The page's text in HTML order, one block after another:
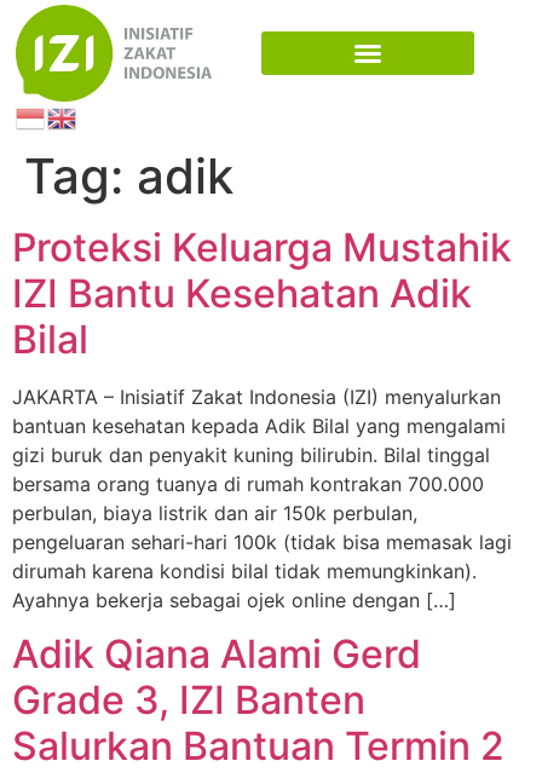
Tag: adik
Proteksi Keluarga Mustahik
IZI Bantu Kesehatan Adik
Bilal
JAKARTA – Inisiatif Zakat Indonesia (IZI) menyalurkan
bantuan kesehatan kepada Adik Bilal yang mengalami
gizi buruk dan penyakit kuning bilirubin. Bilal tinggal
bersama orang tuanya di rumah kontrakan 700.000
perbulan, biaya listrik dan air 150k perbulan,
pengeluaran sehari-hari 100k (tidak bisa memasak lagi
dirumah karena kondisi bilal tidak memungkinkan).
Ayahnya bekerja sebagai ojek online dengan […]
Adik Qiana Alami Gerd
Grade 3, IZI Banten
Salurkan Bantuan Termin 2